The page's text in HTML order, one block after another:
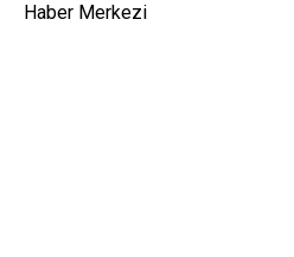
Haber Merkezi